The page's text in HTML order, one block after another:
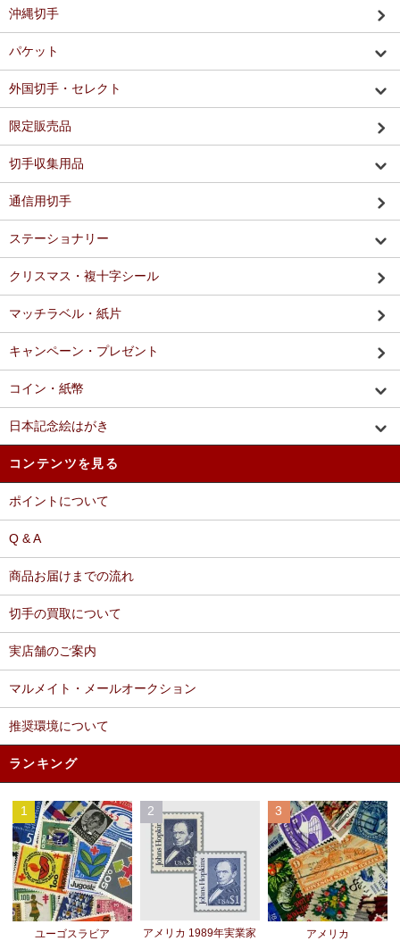
沖縄切手
パケット
外国切手・セレクト
限定販売品
切手収集用品
通信用切手
ステーショナリー
クリスマス・複十字シール
マッチラベル・紙片
キャンペーン・プレゼント
コイン・紙幣
日本記念絵はがき
コンテンツを見る
ポイントについて
Q & A
商品お届けまでの流れ
切手の買取について
実店舗のご案内
マルメイト・メールオークション
推奨環境について
ランキング
1
ユーゴスラビア
2
アメリカ 1989年実業家
3
アメリカ